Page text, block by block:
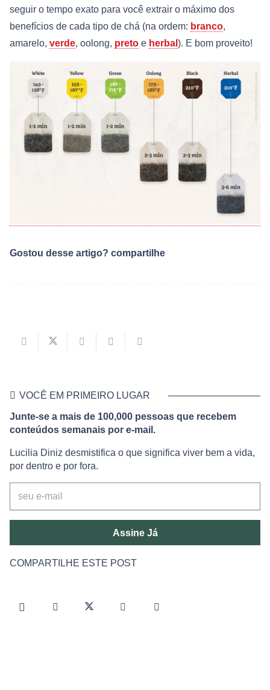
seguir o tempo exato para você extrair o máximo dos
benefícios de cada tipo de chá (na ordem: branco,
amarelo, verde, oolong, preto e herbal ). E bom proveito!
Gostou desse artigo? compartilhe
VOCÊ EM PRIMEIRO LUGAR
Junte-se a mais de 100,000 pessoas que recebem
conteúdos semanais por e-mail.
Lucilia Diniz desmistifica o que significa viver bem a vida,
por dentro e por fora.
Assine Já
COMPARTILHE ESTE POST